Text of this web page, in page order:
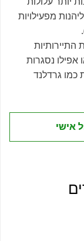
מפעילויות
אפילו נסגרות
גרדלנד
אישי